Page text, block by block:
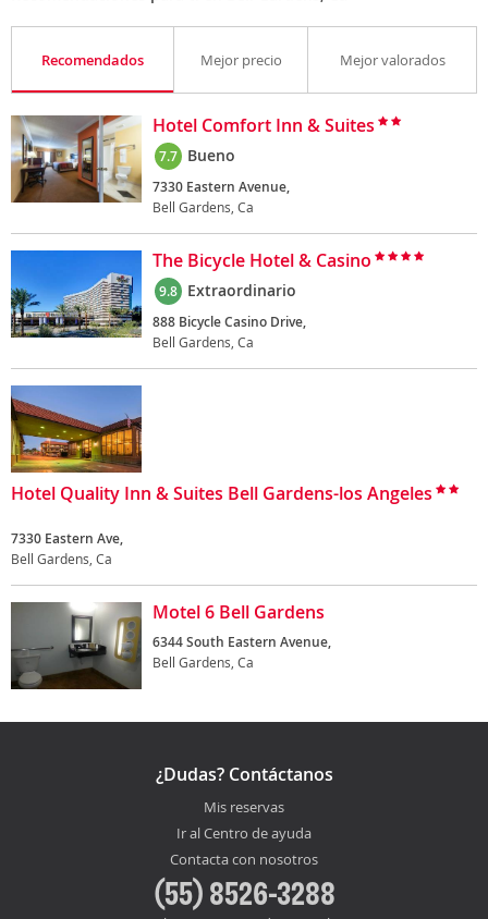
Recomendados Mejor precio Mejor valorados
Hotel Comfort Inn & Suites
7.7 Bueno
7330 Eastern Avenue,
Bell Gardens, Ca
The Bicycle Hotel & Casino
9.8 Extraordinario
888 Bicycle Casino Drive,
Bell Gardens, Ca
Hotel Quality Inn & Suites Bell Gardens-los Angeles
7330 Eastern Ave,
Bell Gardens, Ca
Motel 6 Bell Gardens
6344 South Eastern Avenue,
Bell Gardens, Ca
¿Dudas? Contáctanos
Mis reservas
Ir al Centro de ayuda
Contacta con nosotros
(55) 8526-3288